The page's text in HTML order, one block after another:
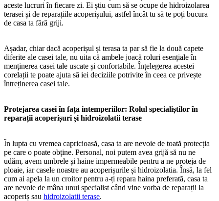
aceste lucruri în fiecare zi. Ei știu cum să se ocupe de hidroizolarea
terasei și de reparațiile acoperișului, astfel încât tu să te poți bucura
de casa ta fără griji.
Așadar, chiar dacă acoperișul și terasa ta par să fie la două capete
diferite ale casei tale, nu uita că ambele joacă roluri esențiale în
menținerea casei tale uscate și confortabile. Înțelegerea acestei
corelații te poate ajuta să iei deciziile potrivite în ceea ce privește
întreținerea casei tale.
Protejarea casei în fața intemperiilor: Rolul specialiștilor în
reparații acoperișuri și hidroizolatii terase
În lupta cu vremea capricioasă, casa ta are nevoie de toată protecția
pe care o poate obține. Personal, noi putem avea grijă să nu ne
udăm, avem umbrele și haine impermeabile pentru a ne proteja de
ploaie, iar casele noastre au acoperișurile și hidroizolatia. Însă, la fel
cum ai apela la un croitor pentru a-ți repara haina preferată, casa ta
are nevoie de mâna unui specialist când vine vorba de reparații la
acoperiș sau hidroizolatii terase.